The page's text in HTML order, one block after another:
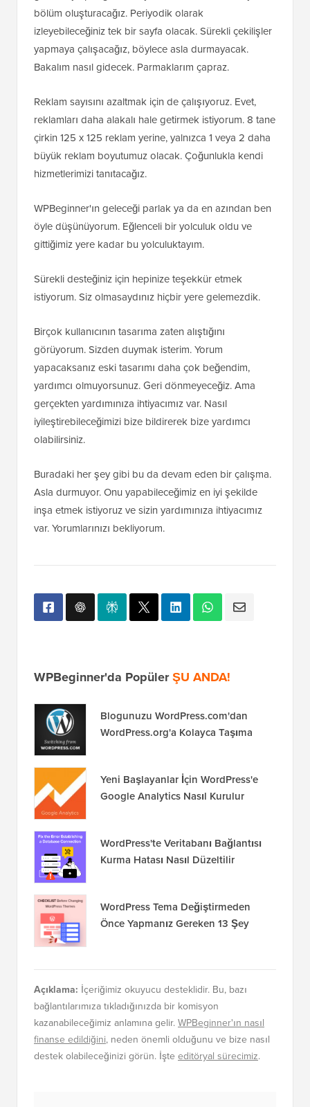
bölüm oluşturacağız. Periyodik olarak
izleyebileceğiniz tek bir sayfa olacak. Sürekli çekilişler
yapmaya çalışacağız, böylece asla durmayacak.
Bakalım nasıl gidecek. Parmaklarım çapraz.
Reklam sayısını azaltmak için de çalışıyoruz. Evet,
reklamları daha alakalı hale getirmek istiyorum. 8 tane
çirkin 125 x 125 reklam yerine, yalnızca 1 veya 2 daha
büyük reklam boyutumuz olacak. Çoğunlukla kendi
hizmetlerimizi tanıtacağız.
WPBeginner'ın geleceği parlak ya da en azından ben
öyle düşünüyorum. Eğlenceli bir yolculuk oldu ve
gittiğimiz yere kadar bu yolculuktayım.
Sürekli desteğiniz için hepinize teşekkür etmek
istiyorum. Siz olmasaydınız hiçbir yere gelemezdik.
Birçok kullanıcının tasarıma zaten alıştığını
görüyorum. Sizden duymak isterim. Yorum
yapacaksanız eski tasarımı daha çok beğendim,
yardımcı olmuyorsunuz. Geri dönmeyeceğiz. Ama
gerçekten yardımınıza ihtiyacımız var. Nasıl
iyileştirebileceğimizi bize bildirerek bize yardımcı
olabilirsiniz.
Buradaki her şey gibi bu da devam eden bir çalışma.
Asla durmuyor. Onu yapabileceğimiz en iyi şekilde
inşa etmek istiyoruz ve sizin yardımınıza ihtiyacımız
var. Yorumlarınızı bekliyorum.
WPBeginner'da PopülerŞU ANDA!
Blogunuzu WordPress.com'dan
WordPress.org'a Kolayca Taşıma
Yeni Başlayanlar İçin WordPress'e
Google Analytics Nasıl Kurulur
WordPress'te Veritabanı Bağlantısı
Kurma Hatası Nasıl Düzeltilir
WordPress Tema Değiştirmeden
Önce Yapmanız Gereken 13 Şey
Açıklama: İçeriğimiz okuyucu desteklidir. Bu, bazı
bağlantılarımıza tıkladığınızda bir komisyon
kazanabileceğimiz anlamına gelir. WPBeginner'ın nasıl
finanse edildiğini, neden önemli olduğunu ve bize nasıl
destek olabileceğinizi görün. İşte editöryal sürecimiz.